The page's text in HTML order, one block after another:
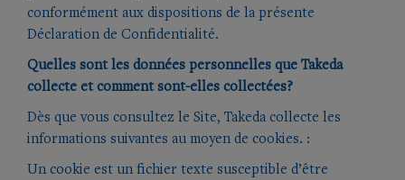
conformément aux dispositions de la présente
Déclaration de Confidentialité.
Quelles sont les données personnelles que Takeda
collecte et comment sont-elles collectées?
Dès que vous consultez le Site, Takeda collecte les
informations suivantes au moyen de cookies. :
Un cookie est un fichier texte susceptible d’être